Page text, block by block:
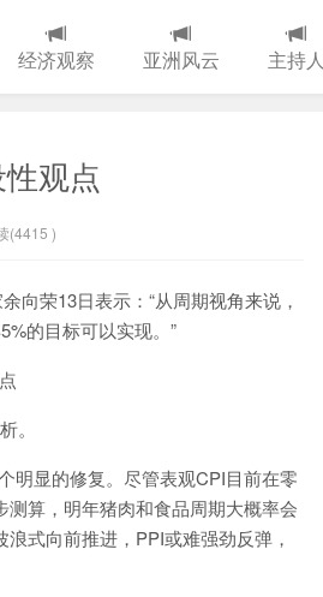
经济观察 亚洲风云 主持人
观点
(4415 )
荣13日表示：“从周期视角来说，
的目标可以实现。”
。
显的修复。尽管表观CPI目前在零
算，明年猪肉和食品周期大概率会
式向前推进，PPI或难强劲反弹，